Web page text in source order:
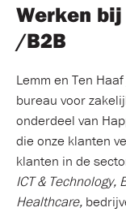
Werken bij
/B2B
Lemm en Ten
bureau voor
onderdeel van
die onze klanten
klanten in de
ICT & Technology,
Healthcare,